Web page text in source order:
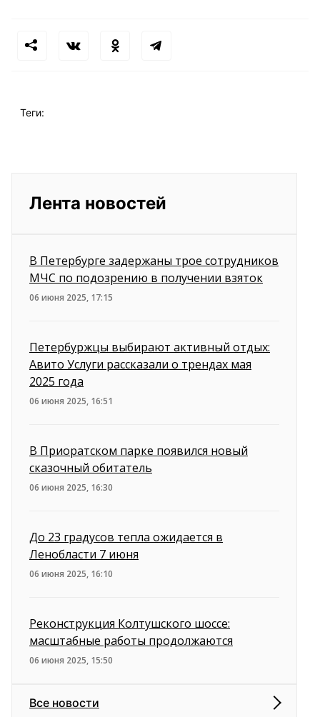
Теги:
Лента новостей
В Петербурге задержаны трое сотрудников
МЧС по подозрению в получении взяток
06 июня 2025, 17:15
Петербуржцы выбирают активный отдых:
Авито Услуги рассказали о трендах мая
2025 года
06 июня 2025, 16:51
В Приоратском парке появился новый
сказочный обитатель
06 июня 2025, 16:30
До 23 градусов тепла ожидается в
Ленобласти 7 июня
06 июня 2025, 16:10
Реконструкция Колтушского шоссе:
масштабные работы продолжаются
06 июня 2025, 15:50
Все новости